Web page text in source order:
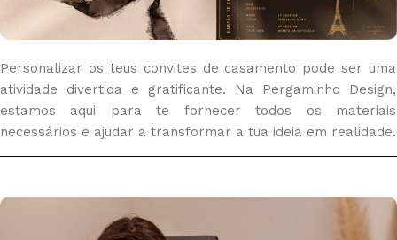
Personalizar os teus convites de casamento pode ser uma
atividade divertida e gratificante. Na Pergaminho Design,
estamos aqui para te fornecer todos os materiais
necessários e ajudar a transformar a tua ideia em realidade.